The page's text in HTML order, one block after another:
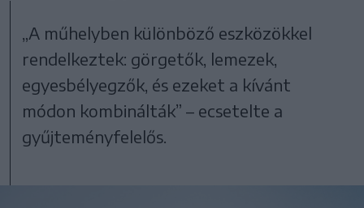
„A műhelyben különböző eszközökkel
rendelkeztek: görgetők, lemezek,
egyesbélyegzők, és ezeket a kívánt
módon kombinálták” – ecsetelte a
gyűjteményfelelős.